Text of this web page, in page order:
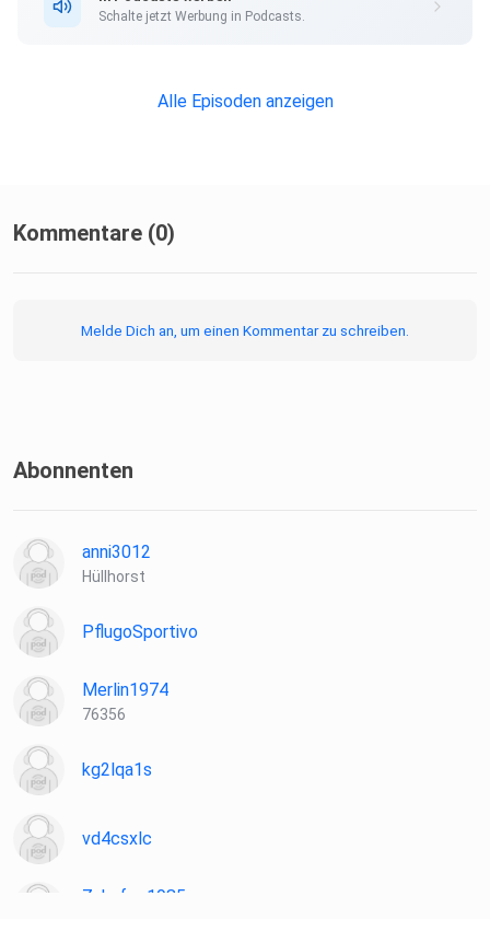
WhatsApp-ChannelSchalte jetzt Werbung in Podcasts.
Alle Episoden anzeigen
Kommentare (0)
Melde Dich an, um einen Kommentar zu schreiben.
Abonnenten
anni3012
Hüllhorst
PflugoSportivo
Merlin1974
76356
kg2lqa1s
vd4csxlc
Zahnfee1985